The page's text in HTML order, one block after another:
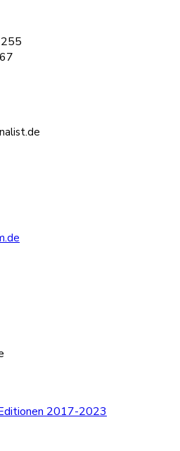
255
2017-2023